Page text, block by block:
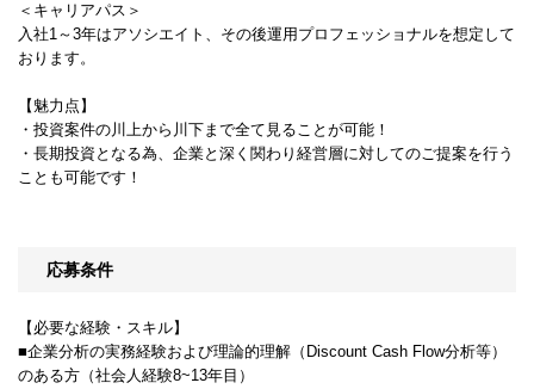
＜キャリアパス＞
入社1～3年はアソシエイト、その後運用プロフェッショナルを想定して
おります。
【魅力点】
・投資案件の川上から川下まで全て見ることが可能！
・長期投資となる為、企業と深く関わり経営層に対してのご提案を行う
ことも可能です！
応募条件
【必要な経験・スキル】
■企業分析の実務経験および理論的理解（Discount Cash Flow分析等）
のある方（社会人経験8~13年目）